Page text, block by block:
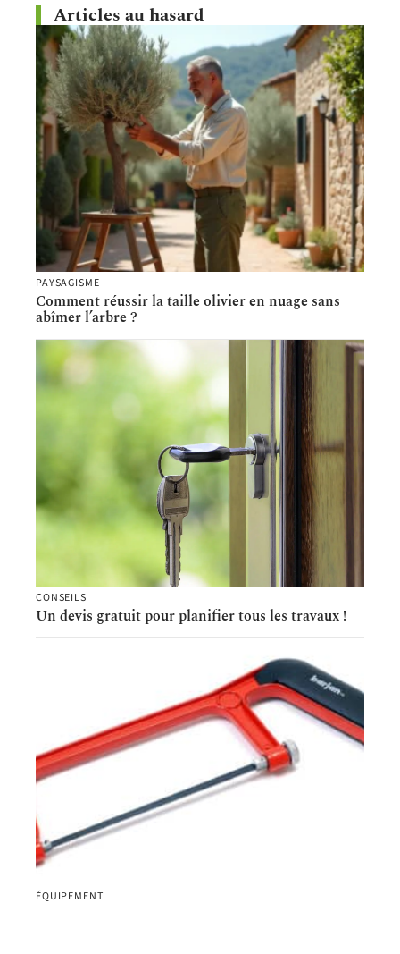
Articles au hasard
PAYSAGISME
Comment réussir la taille olivier en nuage sans
abîmer l’arbre ?
CONSEILS
Un devis gratuit pour planifier tous les travaux !
ÉQUIPEMENT